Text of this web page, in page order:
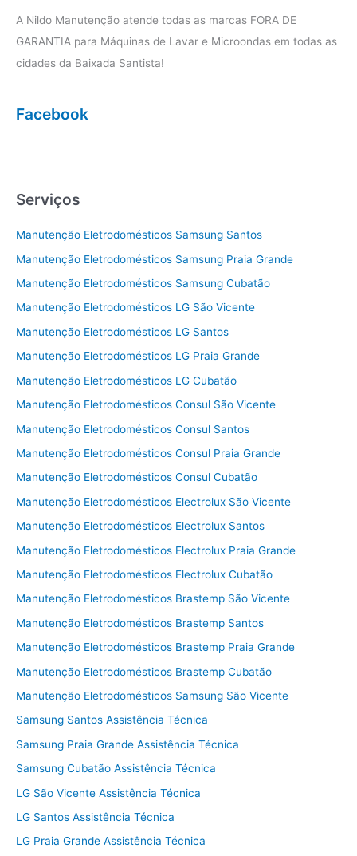
A Nildo Manutenção atende todas as marcas FORA DE
GARANTIA para Máquinas de Lavar e Microondas em todas as
cidades da Baixada Santista!
Facebook
Serviços
Manutenção Eletrodomésticos Samsung Santos
Manutenção Eletrodomésticos Samsung Praia Grande
Manutenção Eletrodomésticos Samsung Cubatão
Manutenção Eletrodomésticos LG São Vicente
Manutenção Eletrodomésticos LG Santos
Manutenção Eletrodomésticos LG Praia Grande
Manutenção Eletrodomésticos LG Cubatão
Manutenção Eletrodomésticos Consul São Vicente
Manutenção Eletrodomésticos Consul Santos
Manutenção Eletrodomésticos Consul Praia Grande
Manutenção Eletrodomésticos Consul Cubatão
Manutenção Eletrodomésticos Electrolux São Vicente
Manutenção Eletrodomésticos Electrolux Santos
Manutenção Eletrodomésticos Electrolux Praia Grande
Manutenção Eletrodomésticos Electrolux Cubatão
Manutenção Eletrodomésticos Brastemp São Vicente
Manutenção Eletrodomésticos Brastemp Santos
Manutenção Eletrodomésticos Brastemp Praia Grande
Manutenção Eletrodomésticos Brastemp Cubatão
Manutenção Eletrodomésticos Samsung São Vicente
Samsung Santos Assistência Técnica
Samsung Praia Grande Assistência Técnica
Samsung Cubatão Assistência Técnica
LG São Vicente Assistência Técnica
LG Santos Assistência Técnica
LG Praia Grande Assistência Técnica